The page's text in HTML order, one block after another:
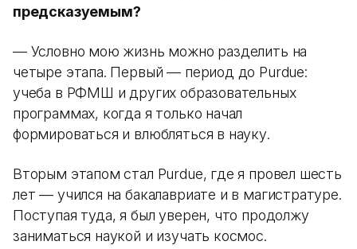
предсказуемым?
— Условно мою жизнь можно разделить на
четыре этапа. Первый — период до Purdue:
учеба в РФМШ и других образовательных
программах, когда я только начал
формироваться и влюбляться в науку.
Вторым этапом стал Purdue, где я провел шесть
лет — учился на бакалавриате и в магистратуре.
Поступая туда, я был уверен, что продолжу
заниматься наукой и изучать космос.